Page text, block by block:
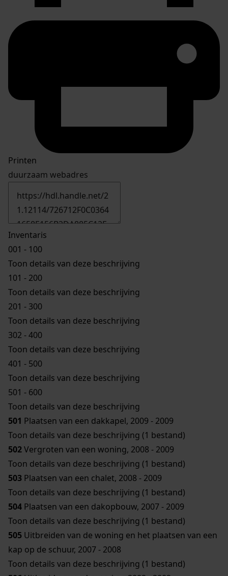
Printen
duurzaam webadres
Inventaris
001 - 100
Toon details van deze beschrijving
101 - 200
Toon details van deze beschrijving
201 - 300
Toon details van deze beschrijving
302 - 400
Toon details van deze beschrijving
401 - 500
Toon details van deze beschrijving
501 - 600
Toon details van deze beschrijving
501 Plaatsen van een dakkapel, 2009 - 2009
Toon details van deze beschrijving (1 bestand)
502Vergroten van een woning, 2008 - 2009
Toon details van deze beschrijving (1 bestand)
503 Plaatsen van een chalet, 2008 - 2009
Toon details van deze beschrijving (1 bestand)
504 Plaatsen van een dakopbouw, 2007 - 2009
Toon details van deze beschrijving (1 bestand)
505 Uitbreiden van de woning en het plaatsen van een
kap op de schuur, 2007 - 2008
Toon details van deze beschrijving (1 bestand)